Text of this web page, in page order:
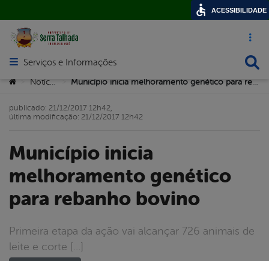
Acesso
Abrir menu principal de navegação
Serviços e Informações
Você está aqui:
> Notícias >
Município inicia
melhoramento genético
para rebanho bovino
Primeira etapa da ação vai alcançar 726 animais de
leite e corte […]
publicado: 21/12/2017 12h42,
última modificação: 21/12/2017 12h42
ACESSIBILIDADE